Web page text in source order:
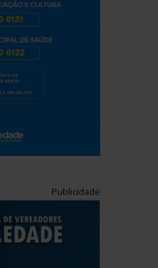
Publicidade